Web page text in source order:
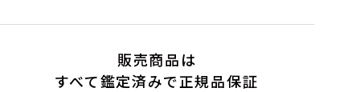
販売商品は
すべて鑑定済みで正規品保証